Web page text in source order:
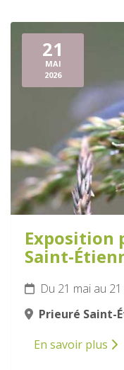
21
MAI
2026
Exposition
Saint-
Du 21 mai au
Prieuré Saint-
En savoir plus